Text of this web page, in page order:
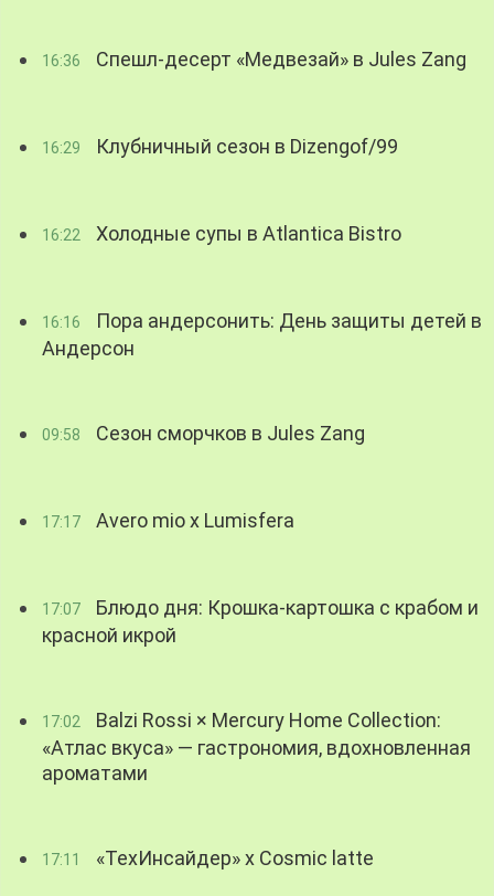
16:36 Спешл-десерт «Медвезай» в Jules Zang
16:29 Клубничный сезон в Dizengof/99
16:22 Холодные супы в Atlantica Bistro
16:16
Пора андерсонить: День защиты детей в
Андерсон
09:58 Сезон сморчков в Jules Zang
17:17 Avero mio x Lumisfera
17:07
Блюдо дня: Крошка-картошка с крабом и
красной икрой
17:02
Balzi Rossi × Mercury Home Collection:
«Атлас вкуса» — гастрономия, вдохновленная
ароматами
17:11 «ТехИнсайдер» х Cosmic latte